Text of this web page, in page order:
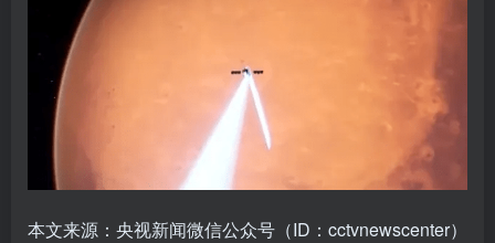
本文来源：央视新闻微信公众号（ID：cctvnewscenter）